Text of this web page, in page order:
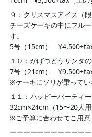
９：クリスマスアイス（限
チーズケーキの中にフル
す。
5号（15cm）
１０：かげつどうサンタ
7号（21cm）
※ケーキにソリが乗ってい
１１：ハッピーパーティ
32cm×24cm（15〜20人
※ご予算に合わせてご用意
ーーーーーーーーーーー